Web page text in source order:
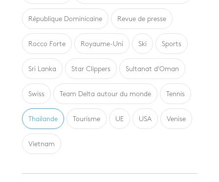
République Dominicaine Revue de presse
Rocco Forte Royaume-Uni Ski Sports
Sri Lanka Star Clippers Sultanat d'Oman
Swiss Team Delta autour du monde Tennis
Thailande Tourisme UE USA Venise
Vietnam